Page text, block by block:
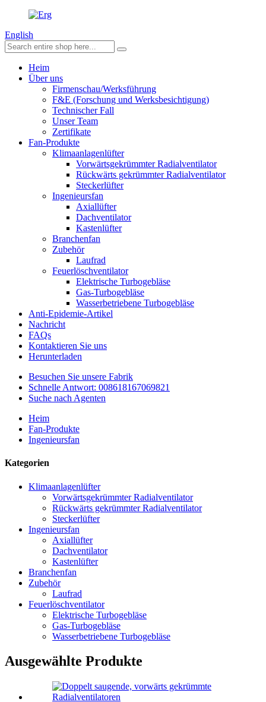
English
Heim
Über uns
Firmenschau/Werksführung
F&E (Forschung und Werksbesichtigung)
Technischer Fall
Unser Team
Zertifikate
Fan-Produkte
Klimaanlagenlüfter
Vorwärtsgekrümmter Radialventilator
Rückwärts gekrümmter Radialventilator
Steckerlüfter
Ingenieursfan
Axiallüfter
Dachventilator
Kastenlüfter
Branchenfan
Zubehör
Laufrad
Feuerlöschventilator
Elektrische Turbogebläse
Gas-Turbogebläse
Wasserbetriebene Turbogebläse
Anti-Epidemie-Artikel
Nachricht
FAQs
Kontaktieren Sie uns
Herunterladen
Besuchen Sie unsere Fabrik
Schnelle Antwort: 008618167069821
Suche nach Agenten
Heim
Fan-Produkte
Ingenieursfan
Kategorien
Klimaanlagenlüfter
Vorwärtsgekrümmter Radialventilator
Rückwärts gekrümmter Radialventilator
Steckerlüfter
Ingenieursfan
Axiallüfter
Dachventilator
Kastenlüfter
Branchenfan
Zubehör
Laufrad
Feuerlöschventilator
Elektrische Turbogebläse
Gas-Turbogebläse
Wasserbetriebene Turbogebläse
Ausgewählte Produkte